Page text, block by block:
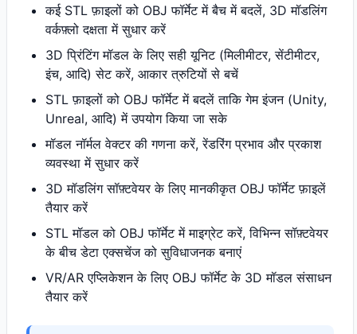
कई STL फ़ाइलों को OBJ फॉर्मेट में बैच में बदलें, 3D मॉडलिंग
वर्कफ़्लो दक्षता में सुधार करें
3D प्रिंटिंग मॉडल के लिए सही यूनिट (मिलीमीटर, सेंटीमीटर,
इंच, आदि) सेट करें, आकार त्रुटियों से बचें
STL फ़ाइलों को OBJ फॉर्मेट में बदलें ताकि गेम इंजन (Unity,
Unreal, आदि) में उपयोग किया जा सके
मॉडल नॉर्मल वेक्टर की गणना करें, रेंडरिंग प्रभाव और प्रकाश
व्यवस्था में सुधार करें
3D मॉडलिंग सॉफ़्टवेयर के लिए मानकीकृत OBJ फॉर्मेट फ़ाइलें
तैयार करें
STL मॉडल को OBJ फॉर्मेट में माइग्रेट करें, विभिन्न सॉफ़्टवेयर
के बीच डेटा एक्सचेंज को सुविधाजनक बनाएं
VR/AR एप्लिकेशन के लिए OBJ फॉर्मेट के 3D मॉडल संसाधन
तैयार करें